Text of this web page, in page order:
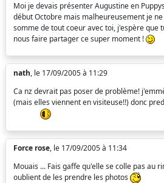
Moi je devais présenter Augustine en
début Octobre mais malheureusement je
somme de tout coeur avec toi, j'espère que
nous faire partager ce super moment !
nath, le 17/09/2005 à 11:29
Ca nz devrait pas poser de problème!
(mais elles viennent en visiteuse!!) donc
Force rose, le 17/09/2005 à 11:34
Mouais ... Fais gaffe qu'elle se colle pas au
oublient de les prendre les photos